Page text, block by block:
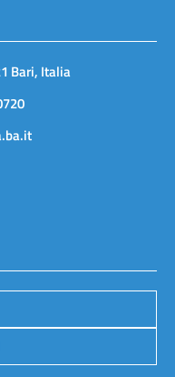
Bari, Italia